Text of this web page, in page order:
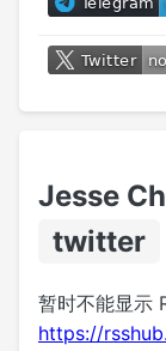
Jesse
twitter
暂时不能显示
https://